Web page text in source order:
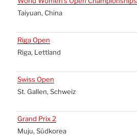
Tai­yu­an, Chi­na
Riga Open
Riga, Lett­land
Swiss Open
St. Gal­len, Schweiz
Grand Prix 2
Muju, Süd­ko­rea